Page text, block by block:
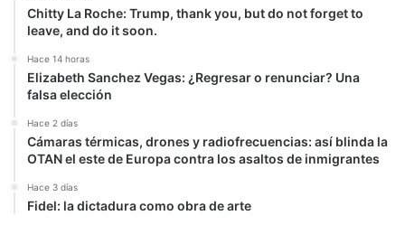
Chitty La Roche: Trump, thank you, but do not forget to
leave, and do it soon.
Hace 14 horas
Elizabeth Sanchez Vegas: ¿Regresar o renunciar? Una
falsa elección
Hace 2 días
Cámaras térmicas, drones y radiofrecuencias: así blinda la
OTAN el este de Europa contra los asaltos de inmigrantes
Hace 3 días
Fidel: la dictadura como obra de arte